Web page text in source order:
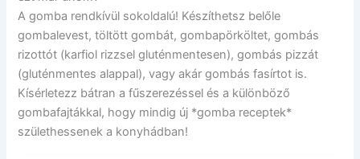
A gomba rendkívül sokoldalú! Készíthetsz belőle
gombalevest, töltött gombát, gombapörköltet, gombás
rizottót (karfiol rizzsel gluténmentesen), gombás pizzát
(gluténmentes alappal), vagy akár gombás fasírtot is.
Kísérletezz bátran a fűszerezéssel és a különböző
gombafajtákkal, hogy mindig új *gomba receptek*
születhessenek a konyhádban!